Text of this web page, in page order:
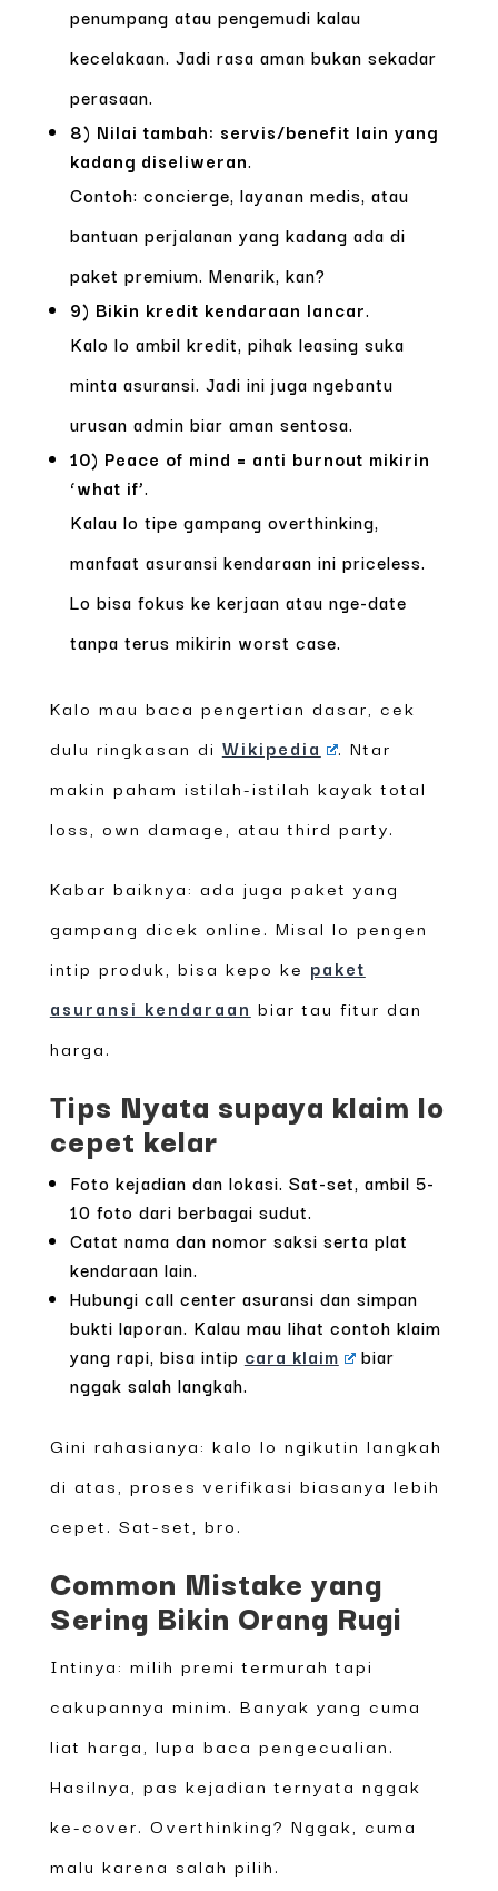
penumpang atau pengemudi kalau
kecelakaan. Jadi rasa aman bukan sekadar
perasaan.
8) Nilai tambah: servis/benefit lain yang
kadang diseliweran.
Contoh: concierge, layanan medis, atau
bantuan perjalanan yang kadang ada di
paket premium. Menarik, kan?
9) Bikin kredit kendaraan lancar.
Kalo lo ambil kredit, pihak leasing suka
minta asuransi. Jadi ini juga ngebantu
urusan admin biar aman sentosa.
10) Peace of mind = anti burnout mikirin
‘what if’.
Kalau lo tipe gampang overthinking,
manfaat asuransi kendaraan ini priceless.
Lo bisa fokus ke kerjaan atau nge-date
tanpa terus mikirin worst case.
Kalo mau baca pengertian dasar, cek
dulu ringkasan di Wikipedia
. Ntar
makin paham istilah-istilah kayak total
loss, own damage, atau third party.
Kabar baiknya: ada juga paket yang
gampang dicek online. Misal lo pengen
intip produk, bisa kepo ke paket
asuransi kendaraan biar tau fitur dan
harga.
Tips Nyata supaya klaim lo
cepet kelar
Foto kejadian dan lokasi. Sat-set, ambil 5-
10 foto dari berbagai sudut.
Catat nama dan nomor saksi serta plat
kendaraan lain.
Hubungi call center asuransi dan simpan
bukti laporan. Kalau mau lihat contoh klaim
yang rapi, bisa intip cara klaim
biar
nggak salah langkah.
Gini rahasianya: kalo lo ngikutin langkah
di atas, proses verifikasi biasanya lebih
cepet. Sat-set, bro.
Common Mistake yang
Sering Bikin Orang Rugi
Intinya: milih premi termurah tapi
cakupannya minim. Banyak yang cuma
liat harga, lupa baca pengecualian.
Hasilnya, pas kejadian ternyata nggak
ke-cover. Overthinking? Nggak, cuma
malu karena salah pilih.